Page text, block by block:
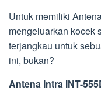
Untuk memiliki
mengeluarkan kocek
terjangkau untuk
ini, bukan?
Antena Intra INT-